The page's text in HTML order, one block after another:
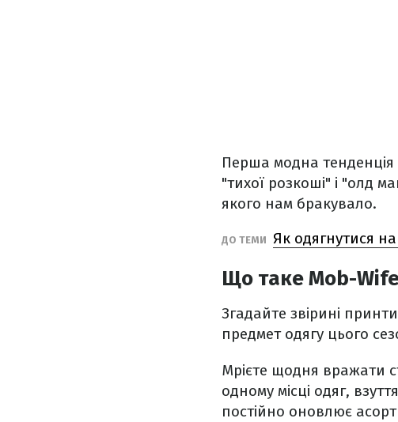
Перша модна тенденція
"тихої розкоші" і "олд
якого нам бракувало.
ДО ТЕМИ Як одягнутися
Що таке Mob-
Згадайте звірині
предмет одягу цього
Мрієте щодня вражати
одному місці одяг,
постійно оновлює